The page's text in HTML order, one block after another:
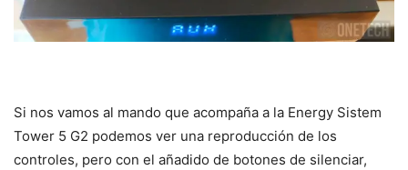
Si nos vamos al mando que acompaña a la Energy Sistem
Tower 5 G2 podemos ver una reproducción de los
controles, pero con el añadido de botones de silenciar,